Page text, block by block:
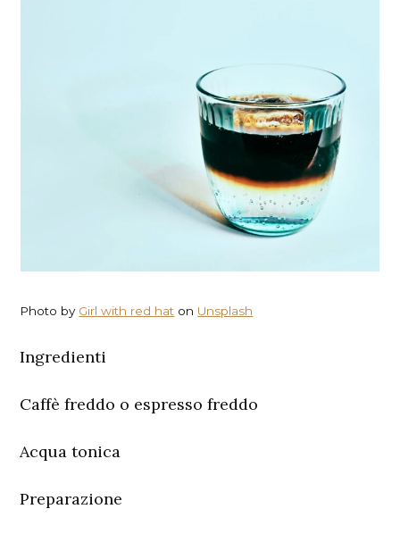
Photo by Girl with red hat on Unsplash
Ingredienti
Caffè freddo o espresso freddo
Acqua tonica
Preparazione